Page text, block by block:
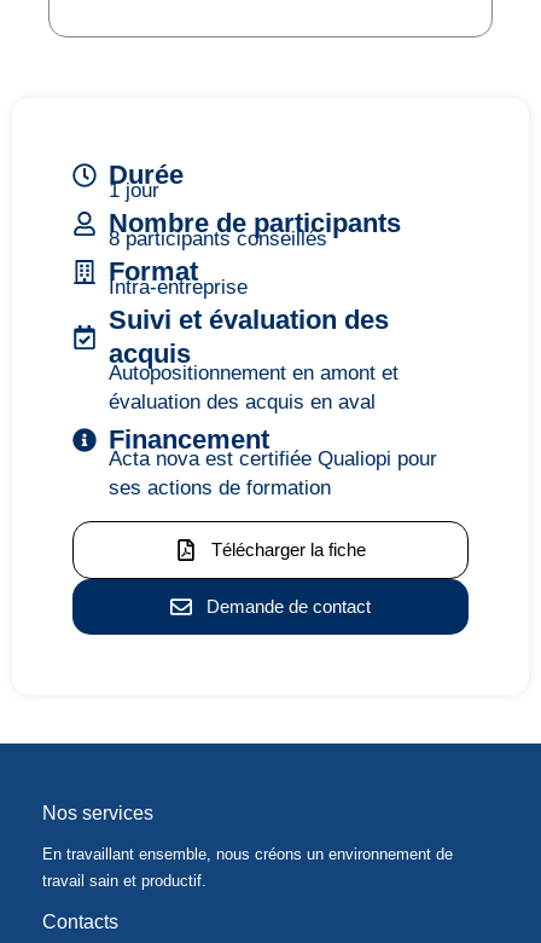
Durée
1 jour
Nombre de participants
8 participants conseillés
Format
Intra-entreprise
Suivi et évaluation des
acquis
Autopositionnement en amont et
évaluation des acquis en aval
Financement
Acta nova est certifiée Qualiopi pour
ses actions de formation
Télécharger la fiche
Demande de contact
Nos services
En travaillant ensemble, nous créons un environnement de
travail sain et productif.
Contacts